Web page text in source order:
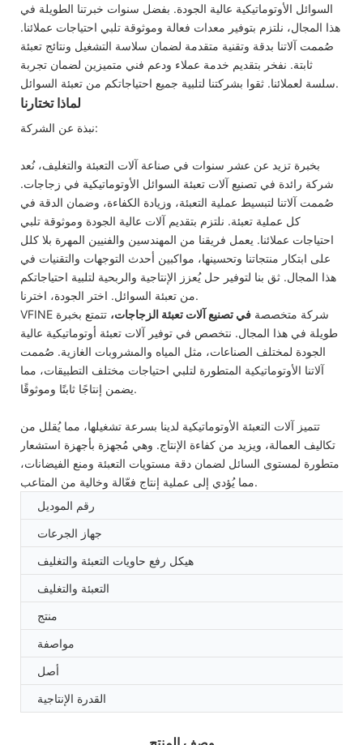
السوائل الأوتوماتيكية عالية الجودة. بفضل سنوات خبرتنا الطويلة في
هذا المجال، نلتزم بتوفير معدات فعالة وموثوقة تلبي احتياجات عملائنا.
صُممت آلاتنا بدقة وتقنية متقدمة لضمان سلاسة التشغيل ونتائج تعبئة
ثابتة. نفخر بتقديم خدمة عملاء ودعم فني متميزين لضمان تجربة
سلسة لعملائنا. ثقوا بشركتنا لتلبية جميع احتياجاتكم من تعبئة السوائل.
لماذا تختارنا
نبذة عن الشركة:
بخبرة تزيد عن عشر سنوات في صناعة آلات التعبئة والتغليف، نُعد
شركة رائدة في تصنيع آلات تعبئة السوائل الأوتوماتيكية في زجاجات.
صُممت آلاتنا لتبسيط عملية التعبئة، وزيادة الكفاءة، وضمان الدقة في
كل عملية تعبئة. نلتزم بتقديم آلات عالية الجودة وموثوقة تلبي
احتياجات عملائنا. يعمل فريقنا من المهندسين والفنيين المهرة بلا كلل
على ابتكار منتجاتنا وتحسينها، مواكبين أحدث التوجهات والتقنيات في
هذا المجال. ثق بنا لتوفير حل يُعزز الإنتاجية والربحية لتلبية احتياجاتكم
من تعبئة السوائل. اختر الجودة، اخترنا.
VFINE شركة متخصصة في تصنيع آلات تعبئة الزجاجات، تتمتع بخبرة
طويلة في هذا المجال. نتخصص في توفير آلات تعبئة أوتوماتيكية عالية
الجودة لمختلف الصناعات، مثل المياه والمشروبات الغازية. صُممت
آلاتنا الأوتوماتيكية المتطورة لتلبي احتياجات مختلف التطبيقات، مما
يضمن إنتاجًا ثابتًا وموثوقًا.
تتميز آلات التعبئة الأوتوماتيكية لدينا بسرعة تشغيلها، مما يُقلل من
تكاليف العمالة، ويزيد من كفاءة الإنتاج. وهي مُجهزة بأجهزة استشعار
متطورة لمستوى السائل لضمان دقة مستويات التعبئة ومنع الفيضانات،
مما يُؤدي إلى عملية إنتاج فعّالة وخالية من المتاعب.
رقم الموديل
جهاز الجرعات
هيكل رفع حاويات التعبئة والتغليف
التعبئة والتغليف
منتج
مواصفة
أصل
القدرة الإنتاجية